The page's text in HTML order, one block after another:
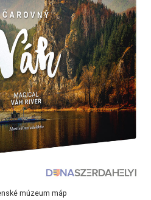
múzeum máp